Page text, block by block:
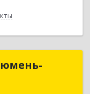
"Тюмень-